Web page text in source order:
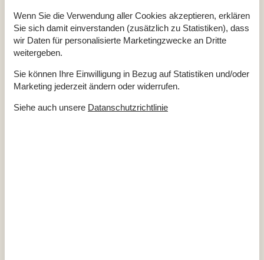
Diverse
Alternative Heizung, Wärmepumpe
Anzahl Sonnenliegen 2
Baujahr 1961
Baumaterial: Holz
Ferienhaus 53 m²
Haustiere Nr
Heizung, Elektroheizung
Self-Service-Check-in
Wenn Sie die Verwendung aller Cookies akzeptieren, erklären
Sie sich damit einverstanden (zusätzlich zu Statistiken), dass
wir Daten für personalisierte Marketingzwecke an Dritte
weitergeben.
Sie können Ihre Einwilligung in Bezug auf Statistiken und/oder
Marketing jederzeit ändern oder widerrufen.
Siehe auch unsere Datanschutzrichtlinie